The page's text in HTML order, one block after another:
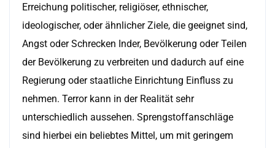
Erreichung politischer, religiöser, ethnischer,
ideologischer, oder ähnlicher Ziele, die geeignet sind,
Angst oder Schrecken Inder, Bevölkerung oder Teilen
der Bevölkerung zu verbreiten und dadurch auf eine
Regierung oder staatliche Einrichtung Einfluss zu
nehmen. Terror kann in der Realität sehr
unterschiedlich aussehen. Sprengstoffanschläge
sind hierbei ein beliebtes Mittel, um mit geringem